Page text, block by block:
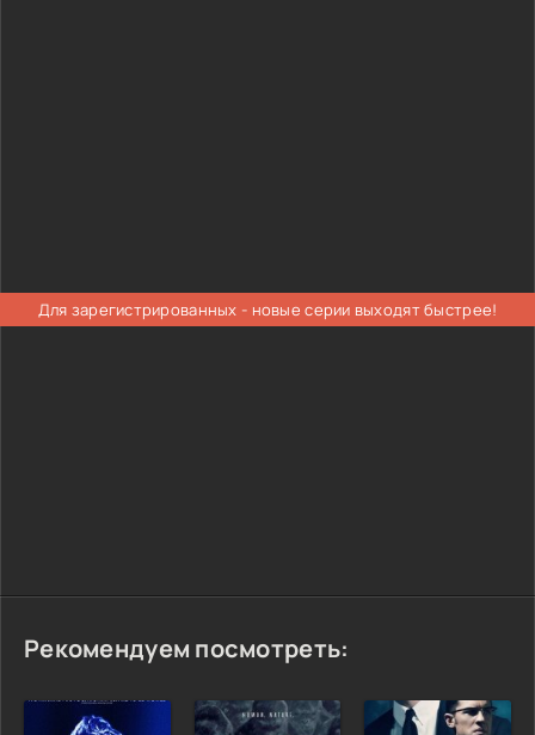
Для зарегистрированных - новые серии выходят быстрее!
Рекомендуем посмотреть: